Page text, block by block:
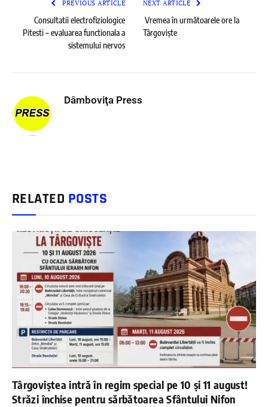
PREVIOUS ARTICLE
Consultatii electrofiziologice
Pitesti – evaluarea functionala a
sistemului nervos
NEXT ARTICLE
Vremea în următoarele ore la
Târgoviște
Dâmboviţa Press
RELATED POSTS
Târgoviștea intră în regim special pe 10 și 11 august!
Străzi închise pentru sărbătoarea Sfântului Nifon